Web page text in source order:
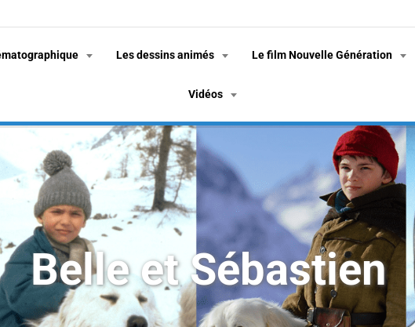
Les dessins animés Le film Nouvelle Génération
Vidéos
Belle et Sébastien